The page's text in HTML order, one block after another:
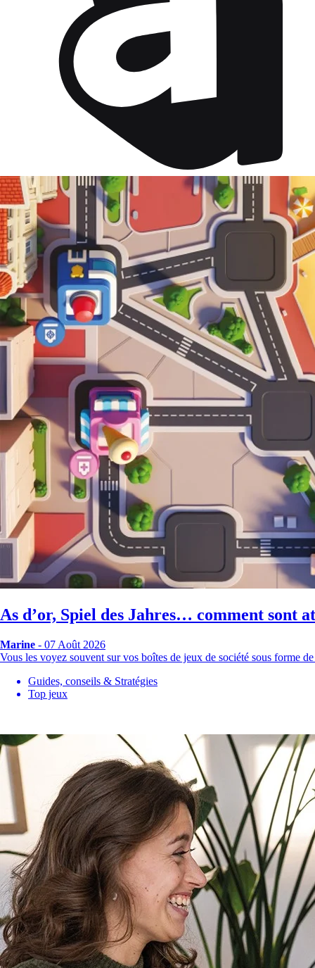
As d’or, Spiel des Jahres… comment sont
Marine - 07 Août 2026
Vous les voyez souvent sur vos boîtes de jeux de société sous forme
Guides, conseils & Stratégies
Top jeux